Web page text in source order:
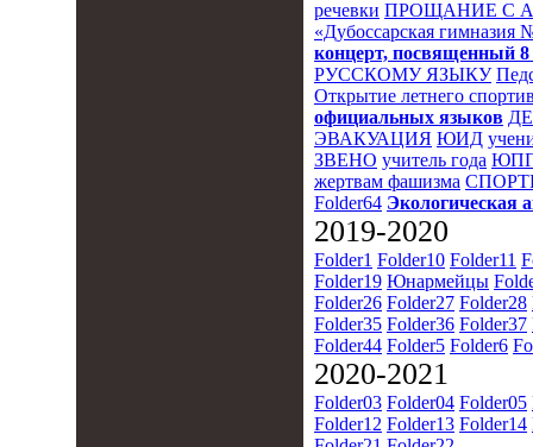
речевки ПРОЩАНИЕ С
«Дубоссарская гимназия
концерт, посвященный
РУССКОМУ ЯЗЫКУ
Открытие летнего
официальных языков
ЭВАКУАЦИЯ ЮИД
ЗВЕНО учитель года
жертвам фашизма
Folder64 Экологическая
2019-2020
Folder1 Folder10 Folder11
Folder19 Юнармейцы
Folder26 Folder27 Folder28
Folder35 Folder36 Folder37
Folder44 Folder5 Folder6
2020-2021
Folder03 Folder04 Folder05
Folder12 Folder13 Folder14